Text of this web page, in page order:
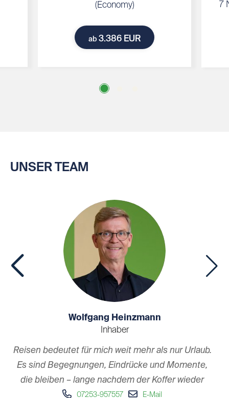
(Economy)
ab 3.386 EUR
7
UNSER TEAM
Wolfgang Heinzmann
Inhaber
Reisen bedeutet für mich weit mehr als nur Urlaub.
Es sind Begegnungen, Eindrücke und Momente,
die bleiben – lange nachdem der Koffer wieder
ausgepackt ist.
07253-957557 E-Mail